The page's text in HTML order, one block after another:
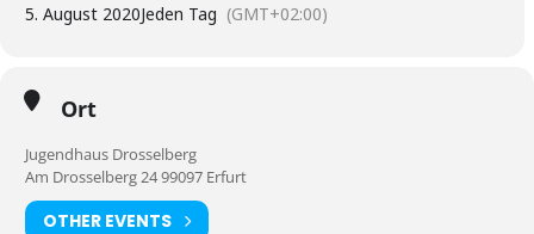
5. August 2020Jeden Tag (GMT+02:00)
Ort
Jugendhaus Drosselberg
Am Drosselberg 24 99097 Erfurt
OTHER EVENTS